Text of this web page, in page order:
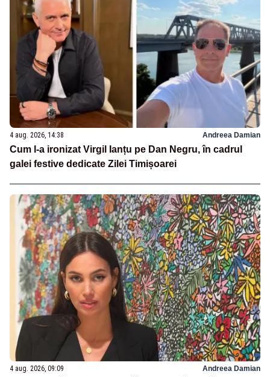
4 aug. 2026, 14:38 Andreea Damian
Cum l-a ironizat Virgil Ianțu pe Dan Negru, în cadrul
galei festive dedicate Zilei Timișoarei
4 aug. 2026, 09:09 Andreea Damian